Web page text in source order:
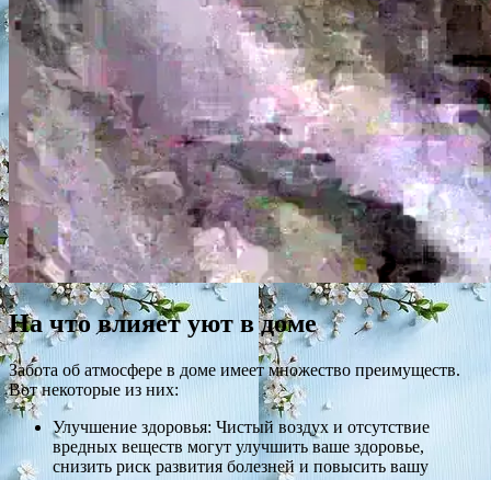
На что влияет уют в доме
Забота об атмосфере в доме имеет множество преимуществ.
Вот некоторые из них:
Улучшение здоровья: Чистый воздух и отсутствие
вредных веществ могут улучшить ваше здоровье,
снизить риск развития болезней и повысить вашу